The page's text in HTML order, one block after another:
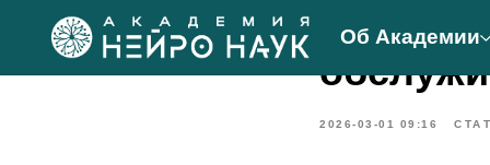
Об Академии
2026-03-01 09:16